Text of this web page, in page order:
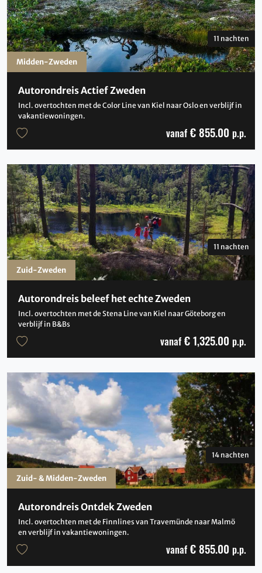
Autorondreis Actief Zweden
Incl. overtochten met de Color Line van Kiel naar Oslo en verblijf in
vakantiewoningen.
11 nachten
vanaf € 855.00 p.p.
Midden-Zweden
Autorondreis beleef het echte Zweden
Incl. overtochten met de Stena Line van Kiel naar Göteborg en
verblijf in B&Bs
11 nachten
vanaf € 1,325.00 p.p.
Zuid-Zweden
Autorondreis Ontdek Zweden
Incl. overtochten met de Finnlines van Travemünde naar Malmö
en verblijf in vakantiewoningen.
14 nachten
vanaf € 855.00 p.p.
Zuid- & Midden-Zweden